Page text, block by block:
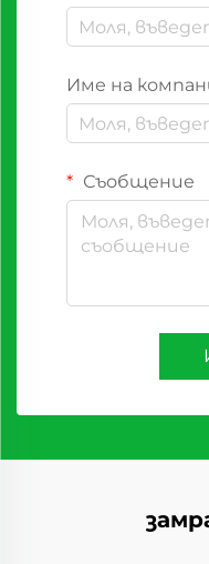
Име на
Съобщение